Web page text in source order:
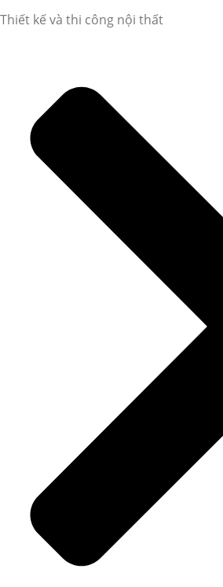
Thiết kế và thi công nội thất